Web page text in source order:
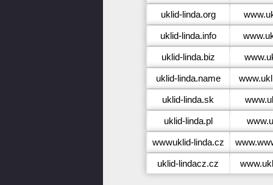
uklid-linda.org
uklid-linda.info
uklid-linda.biz
uklid-linda.name
uklid-linda.sk
uklid-linda.pl
wwwuklid-linda.cz
uklid-lindacz.cz